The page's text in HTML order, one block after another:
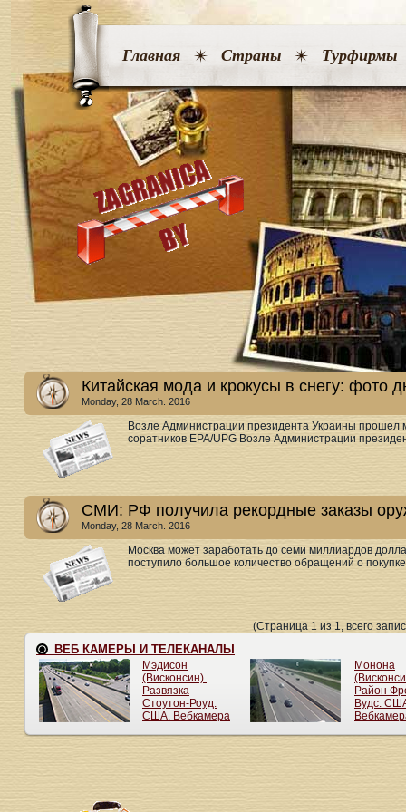
Главная Страны Турфирмы
Китайская мода и крокусы в снегу: фото
Monday, 28 March. 2016
Возле Администрации президента Украины прошел
соратников ЕРА/UPG Возле Администрации
СМИ: РФ получила рекордные заказы
Monday, 28 March. 2016
Москва может заработать до семи миллиардов
поступило большое количество обращений о
(Страница 1 из 1, всего